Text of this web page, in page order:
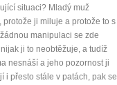
situaci? Mladý muž
ji miluje a protože to s
manipulaci se zde
ji to neobtěžuje, a tudíž
nesnáší a jeho pozornost ji
i přesto stále v patách, pak se